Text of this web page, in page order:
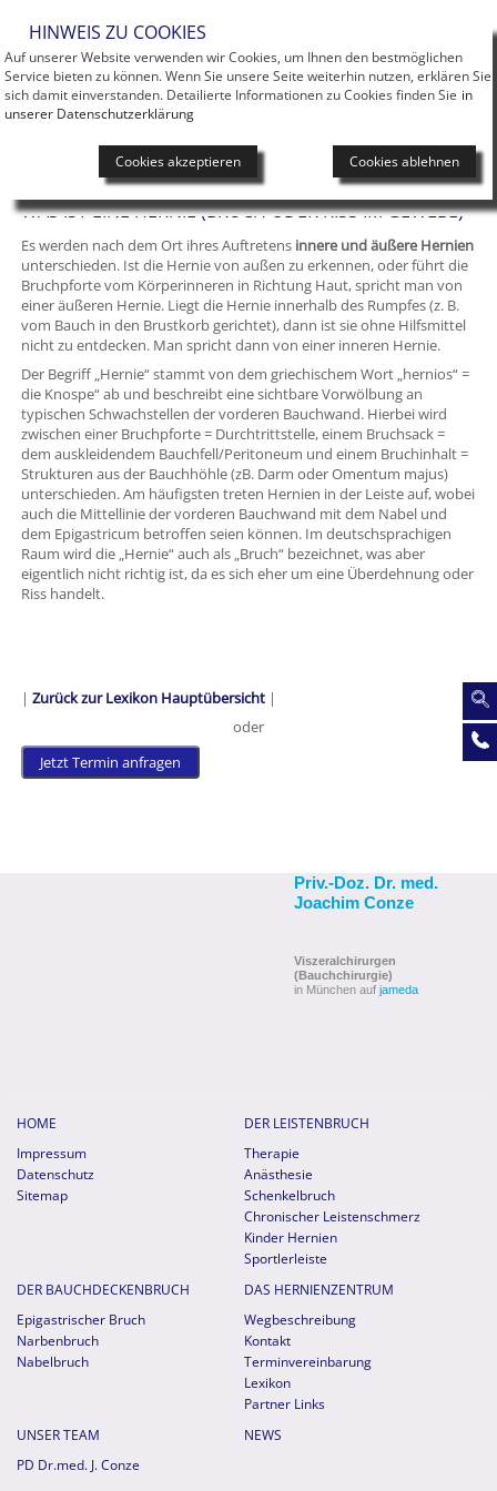
HINWEIS ZU COOKIES
Auf unserer Website verwenden wir Cookies, um Ihnen den bestmöglichen
Service bieten zu können. Wenn Sie unsere Seite weiterhin nutzen, erklären Sie
sich damit einverstanden. Detailierte Informationen zu Cookies finden Sie in
unserer Datenschutzerklärung
Cookies ablehnen
Cookies akzeptieren
LEXIKON
Das Hernienzentrum Lexikon Hernie
WAS IST EINE HERNIE (BRUCH ODER RISS IM GEWEBE)
Es werden nach dem Ort ihres Auftretens innere und äußere Hernien
unterschieden. Ist die Hernie von außen zu erkennen, oder führt die
Bruchpforte vom Körperinneren in Richtung Haut, spricht man von
einer äußeren Hernie. Liegt die Hernie innerhalb des Rumpfes (z. B.
vom Bauch in den Brustkorb gerichtet), dann ist sie ohne Hilfsmittel
nicht zu entdecken. Man spricht dann von einer inneren Hernie.
Der Begriff „Hernie“ stammt von dem griechischem Wort „hernios“ =
die Knospe“ ab und beschreibt eine sichtbare Vorwölbung an
typischen Schwachstellen der vorderen Bauchwand. Hierbei wird
zwischen einer Bruchpforte = Durchtrittstelle, einem Bruchsack =
dem auskleidendem Bauchfell/Peritoneum und einem Bruchinhalt =
Strukturen aus der Bauchhöhle (zB. Darm oder Omentum majus)
unterschieden. Am häufigsten treten Hernien in der Leiste auf, wobei
auch die Mittellinie der vorderen Bauchwand mit dem Nabel und
dem Epigastricum betroffen seien können. Im deutschsprachigen
Raum wird die „Hernie“ auch als „Bruch“ bezeichnet, was aber
eigentlich nicht richtig ist, da es sich eher um eine Überdehnung oder
Riss handelt.
|Zurück zur Lexikon Hauptübersicht |
oder
Jetzt Termin anfragen
Priv.-Doz. Dr. med.
Joachim Conze
Viszeralchirurgen
(Bauchchirurgie)
in München auf jameda
HOME
Impressum
Datenschutz
Sitemap
DER LEISTENBRUCH
Therapie
Anästhesie
Schenkelbruch
Chronischer Leistenschmerz
Kinder Hernien
Sportlerleiste
DER BAUCHDECKENBRUCH
Epigastrischer Bruch
Narbenbruch
Nabelbruch
DAS HERNIENZENTRUM
Wegbeschreibung
Kontakt
Terminvereinbarung
Lexikon
Partner Links
UNSER TEAM
PD Dr.med. J. Conze
NEWS